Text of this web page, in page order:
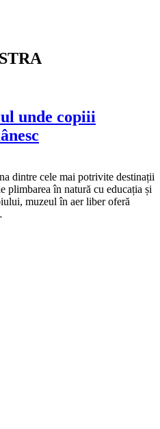
unde copiii
dintre cele mai potrivite destinații
plimbarea în natură cu educația și
muzeul în aer liber oferă